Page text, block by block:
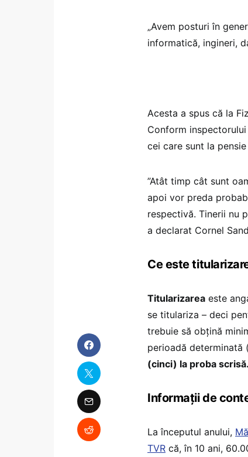
„Avem posturi în
informatică, ingineri,
Acesta a spus că la
Conform
cei care sunt la
”Atât timp cât sunt
apoi vor preda
respectivă. Tinerii nu
a declarat Cornel
Ce este
Titularizarea este
se titulariza – deci
trebuie să obţină
perioadă determinată (
(cinci) la proba scrisă.
Informații de
La începutul anului,
TVR că, în 10 ani,